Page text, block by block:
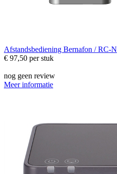
Afstandsbediening Bernafon / RC-N
€ 97,50 per stuk
nog geen review
Meer informatie